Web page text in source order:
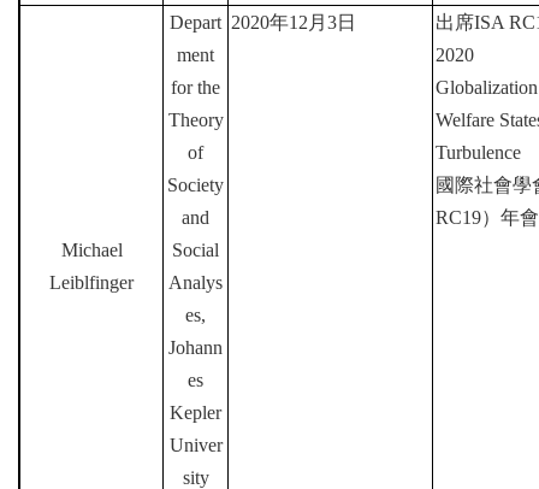
Michael
Leiblfinger
Depart
ment
for the
Theory
of
Society
and
Social
Analys
es,
Johann
es
Kepler
Univer
sity
2020年12 月 3日 出席ISA
2020
Welfare
Turbulence
國際社會學
RC19）年會